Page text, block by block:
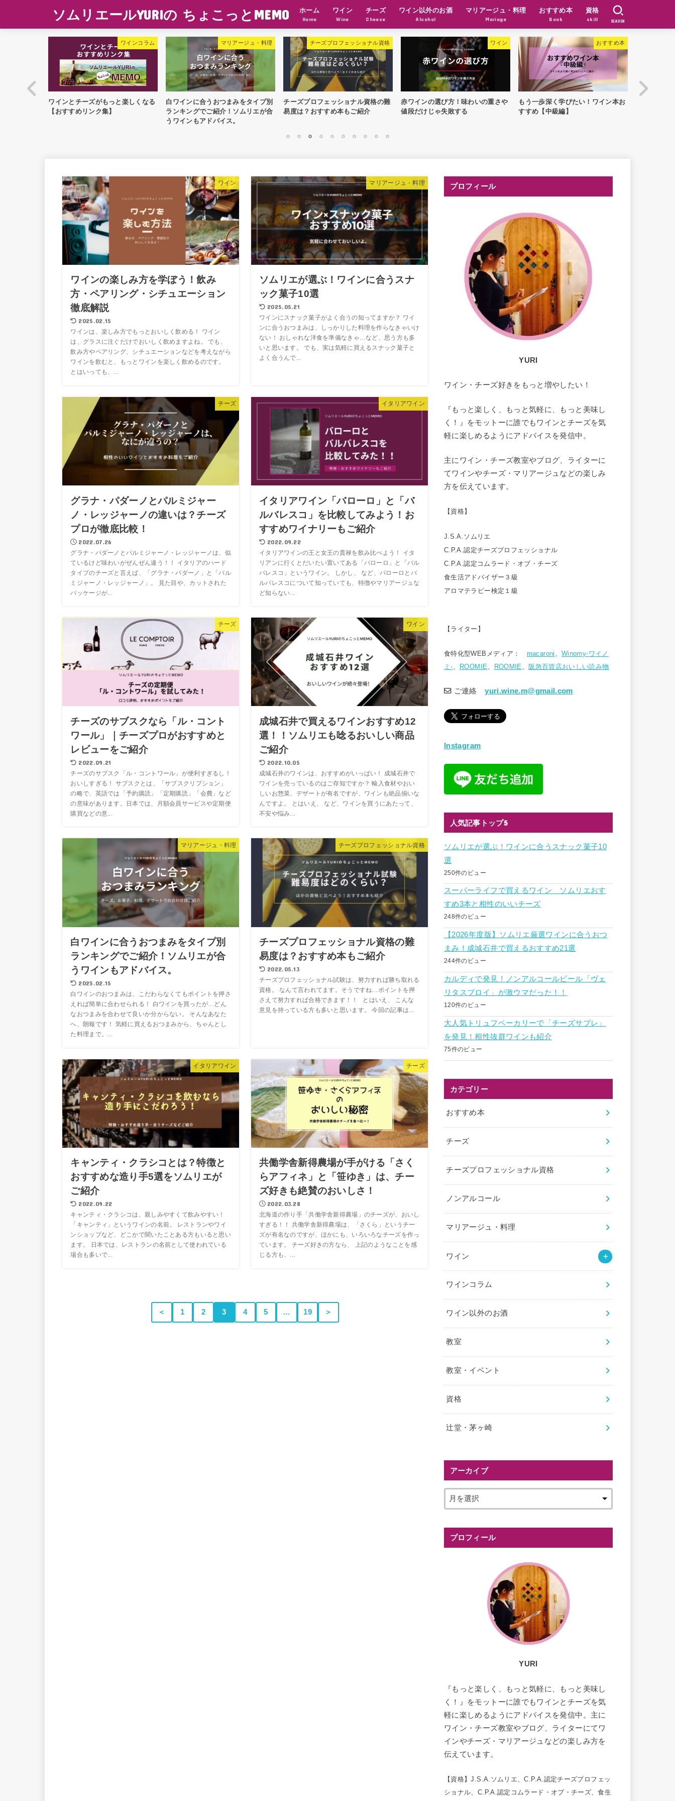
ソムリエールYURIの ちょこっとMEMO ホーム
Home
ワイン
Wine
チーズ
Cheese
ワイン以外のお酒
Alcohol
マリアージュ・料理
Mariage
おすすめ本
Book
資格
skill SEARCH
ワインコラム
ワインとチーズがもっと楽しくなる
【おすすめリンク集】
マリアージュ・料理
白ワインに合うおつまみをタイプ別
ランキングでご紹介！ソムリエが合
うワインもアドバイス。
チーズプロフェッショナル資格
チーズプロフェッショナル資格の難
易度は？おすすめ本もご紹介
ワイン
赤ワインの選び方！味わいの重さや
値段だけじゃ失敗する
おすすめ本
もう一歩深く学びたい！ワイン本お
すすめ【中級編】
ワイン
ワインの楽しみ方を学ぼう！飲み
方・ペアリング・シチュエーション
徹底解説
2025.02.15
ワインは、楽しみ方でもっとおいしく飲める！ ワイン
は、グラスに注ぐだけでおいしく飲めますよね。 でも、
飲み方やペアリング、シチュエーションなどを考えながら
ワインを飲むと、もっとワインを楽しく飲めるのです。
とはいっても、...
マリアージュ・料理
ソムリエが選ぶ！ワインに合うスナ
ック菓子10選
2025.05.21
ワインにスナック菓子がよく合うの知ってますか？ ワイ
ンに合うおつまみは、しっかりした料理を作らなきゃいけ
ない！ おしゃれな洋食を準備なきゃ…など、思う方も多
いと思います。 でも、実は気軽に買えるスナック菓子と
よく合うんで...
チーズ
グラナ・パダーノとパルミジャー
ノ・レッジャーノの違いは？チーズ
プロが徹底比較！
2022.07.26
グラナ・パダーノとパルミジャーノ・レッジャーノは、似
ているけど味わいがぜんぜん違う！！ イタリアのハード
タイプのチーズと言えば、「グラナ・パダーノ」と「パル
ミジャーノ・レッジャーノ」。 見た目や、カットされた
パッケージが...
イタリアワイン
イタリアワイン「バローロ」と「バ
ルバレスコ」を比較してみよう！お
すすめワイナリーもご紹介
2022.09.22
イタリアワインの王と女王の貫禄を飲み比べよう！ イタ
リアンに行くとだいたい置いてある「バローロ」と「バル
バレスコ」というワイン。 しかし、 など、バローロとバ
ルバレスコについて知っていても、特徴やマリアージュな
ど知らない...
チーズ
チーズのサブスクなら「ル・コント
ワール」｜チーズプロがおすすめと
レビューをご紹介
2022.09.21
チーズのサブスク「ル・コントワール」が便利すぎるし！
おいしすぎる！ サブスクとは、「サブスクリプション」
の略で、英語では「予約購読」「定期購読」「会費」など
の意味があります。日本では、月額会員サービスや定期便
購買などの意...
ワイン
成城石井で買えるワインおすすめ12
選！！ソムリエも唸るおいしい商品
ご紹介
2022.10.05
成城石井のワインは、おすすめがいっぱい！ 成城石井で
ワインを売っているのはご存知ですか？ 輸入食材やおい
しいお惣菜、デザートが有名ですが、ワインも絶品揃いな
んですよ。 とはいえ、 など、ワインを買うにあたって、
不安や悩み...
マリアージュ・料理
白ワインに合うおつまみをタイプ別
ランキングでご紹介！ソムリエが合
うワインもアドバイス。
2025.02.15
白ワインのおつまみは、こだわらなくてもポイントを押さ
えれば簡単に合わせられる！ 白ワインを買ったが…どん
なおつまみを合わせて良いか分からない。 そんなあなた
へ、朗報です！ 気軽に買えるおつまみから、ちゃんとし
た料理まで。...
チーズプロフェッショナル資格
チーズプロフェッショナル資格の難
易度は？おすすめ本もご紹介
2022.05.13
チーズプロフェッショナル試験は、努力すれば勝ち取れる
資格。 なんて言われてます。そうですね…ポイントを押
さえて努力すれば合格できます！！ とはいえ、 こんな
意見を持っている方も多いと思います。 今回の記事は...
イタリアワイン
キャンティ・クラシコとは？特徴と
おすすめな造り手5選をソムリエが
ご紹介
2022.09.22
キャンティ・クラシコは、親しみやすくて飲みやすい！
「キャンティ」というワインの名前。 レストランやワイ
ンショップなど、どこかで聞いたことある方もいると思い
ます。 日本では、レストランの名前として使われている
場合も多いで...
チーズ
共働学舎新得農場が手がける「さく
らアフィネ」と「笹ゆき」は、チー
ズ好きも絶賛のおいしさ！
2022.03.28
北海道の作り手「共働学舎新得農場」のチーズが、おいし
すぎる！！ 共働学舎新得農場は、「さくら」というチー
ズが有名なのですが、ほかにも、いろいろなチーズを作っ
ています。 チーズ好きの方なら、 上記のようなことを感
じる方も、...
＜ 1 2 3 4 5 … 19 ＞
プロフィール
YURI
ワイン・チーズ好きをもっと増やしたい！
『もっと楽しく、もっと気軽に、もっと美味し
く！』をモットーに誰でもワインとチーズを気
軽に楽しめるようにアドバイスを発信中。
主にワイン・チーズ教室やブログ、ライターに
てワインやチーズ・マリアージュなどの楽しみ
方を伝えています。
【資格】
J.S.A.ソムリエ
C.P.A.認定チーズプロフェッショナル
C.P.A.認定コムラード・オブ・チーズ
食生活アドバイザー３級
アロマテラピー検定１級
【ライター】
食特化型WEBメディア： macaroni 、 Winomy-ワイノ
ミ-、 ROOMIE、 ROOMIE、 阪急百貨店おいしい読み物
ご連絡yuri.wine.m@gmail.com
Instagram
人気記事トップ5
ソムリエが選ぶ！ワインに合うスナック菓子10
選
250件のビュー
スーパーライフで買えるワイン ソムリエおす
すめ3本と相性のいいチーズ
248件のビュー
【2026年度版】ソムリエ厳選ワインに合うおつ
まみ！成城石井で買えるおすすめ21選
244件のビュー
カルディで発見！ノンアルコールビール「ヴェ
リタスブロイ」が激ウマだった！！
120件のビュー
大人気トリュフベーカリーで「チーズサブレ」
を発見！相性抜群ワインも紹介
75件のビュー
カテゴリー
おすすめ本
チーズ
チーズプロフェッショナル資格
ノンアルコール
マリアージュ・料理
ワイン
ワインコラム
ワイン以外のお酒
教室
教室・イベント
資格
辻堂・茅ヶ崎
アーカイブ
プロフィール
YURI
『もっと楽しく、もっと気軽に、もっと美味し
く！』をモットーに誰でもワインとチーズを気
軽に楽しめるようにアドバイスを発信中。主に
ワイン・チーズ教室やブログ、ライターにてワ
インやチーズ・マリアージュなどの楽しみ方を
伝えています。
【資格】J.S.A.ソムリエ、C.P.A.認定チーズプロフェッ
ショナル、 C.P.A.認定コムラード・オブ・チーズ、食生